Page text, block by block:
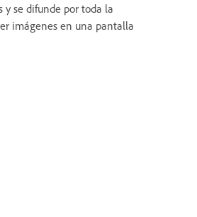
y se difunde por toda la
imágenes en una pantalla